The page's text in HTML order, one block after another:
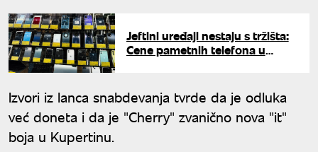
Jeftini uređaji nestaju s tržišta:
Cene pametnih telefona u
Izvori iz lanca snabdevanja tvrde da je odluka
već doneta i da je "Cherry" zvanično nova "it"
boja u Kupertinu.